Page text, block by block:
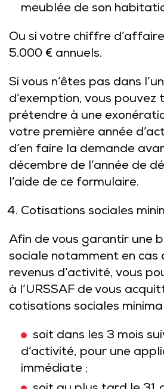
meublée de son
Ou si votre chiffre
5.000 € annuels.
Si vous n’êtes pas dans
d’exemption, vous pouvez
prétendre à une
votre première année
d’en faire la demande
décembre de l’année de
l’aide de ce formulaire.
Cotisations sociales
Afin de vous garantir une
sociale notamment en cas
revenus d’activité, vous
à l’URSSAF de vous
cotisations sociales
soit dans les 3 mois
d’activité, pour une
immédiate ;